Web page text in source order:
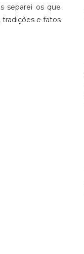
separei os que
e fatos